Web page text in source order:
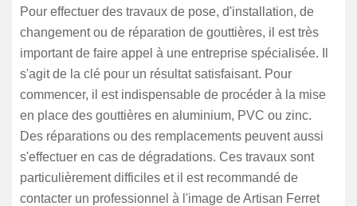
Pour effectuer des travaux de pose, d'installation, de
changement ou de réparation de gouttières, il est très
important de faire appel à une entreprise spécialisée. Il
s'agit de la clé pour un résultat satisfaisant. Pour
commencer, il est indispensable de procéder à la mise
en place des gouttières en aluminium, PVC ou zinc.
Des réparations ou des remplacements peuvent aussi
s'effectuer en cas de dégradations. Ces travaux sont
particulièrement difficiles et il est recommandé de
contacter un professionnel à l'image de Artisan Ferret